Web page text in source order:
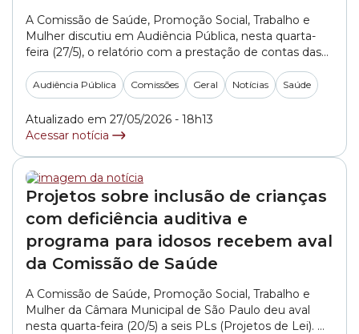
A Comissão de Saúde, Promoção Social, Trabalho e
Mulher discutiu em Audiência Pública, nesta quarta-
feira (27/5), o relatório com a prestação de contas das
ações e da execução orçamentária da Secretaria
Municipal da Saúde referente ao período entre janeiro
e abril de 2026. O debate atende à Lei Complementar
Audiência Pública Comissões Geral Notícias Saúde
Atualizado em 27/05/2026 - 18h13
Acessar notícia
Projetos sobre inclusão de crianças
com deficiência auditiva e
programa para idosos recebem aval
da Comissão de Saúde
A Comissão de Saúde, Promoção Social, Trabalho e
Mulher da Câmara Municipal de São Paulo deu aval
nesta quarta-feira (20/5) a seis PLs (Projetos de Lei). O